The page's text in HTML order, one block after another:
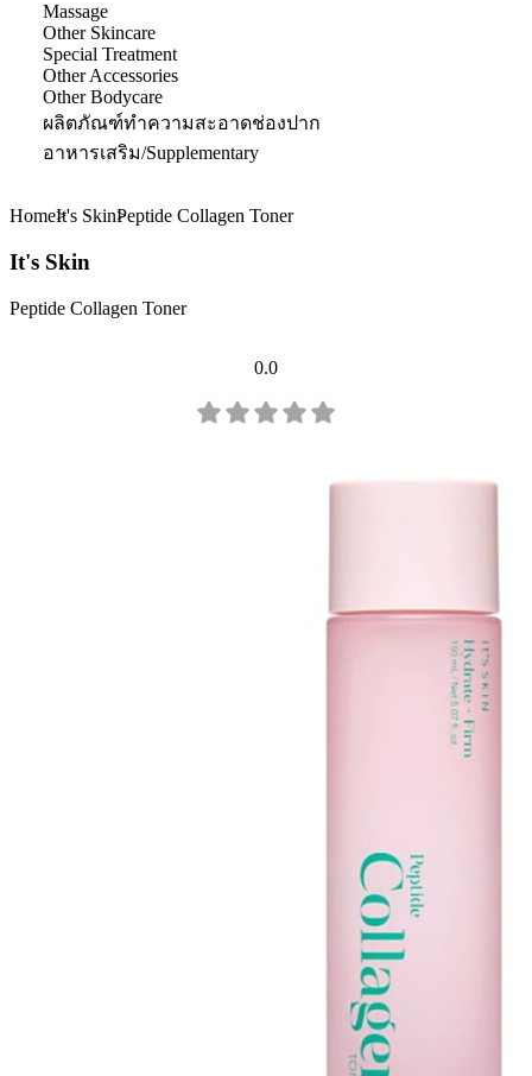
Massage
Other Skincare
Special Treatment
Other Accessories
Other Bodycare
ผลิตภัณฑ์ทำความสะอาดช่องปาก
อาหารเสริม/Supplementary
HomeIt's SkinPeptide Collagen Toner
It's Skin
Peptide Collagen Toner
0.0